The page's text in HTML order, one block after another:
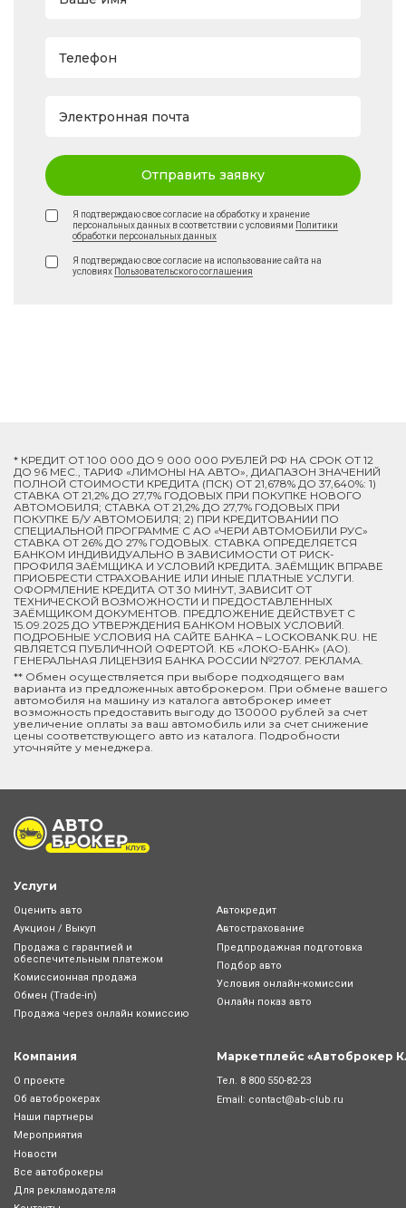
Телефон
Электронная почта
Отправить заявку
Я подтверждаю свое согласие на обработку и хранение
персональных данных в соответствии с условиями Политики
обработки персональных данных
Я подтверждаю свое согласие на использование сайта на
условиях Пользовательского соглашения
* КРЕДИТ ОТ 100 000 ДО 9 000 000 РУБЛЕЙ РФ НА СРОК ОТ 12
ДО 96 МЕС., ТАРИФ «ЛИМОНЫ НА АВТО», ДИАПАЗОН ЗНАЧЕНИЙ
ПОЛНОЙ СТОИМОСТИ КРЕДИТА (ПСК) ОТ 21,678% ДО 37,640%: 1)
СТАВКА ОТ 21,2% ДО 27,7% ГОДОВЫХ ПРИ ПОКУПКЕ НОВОГО
АВТОМОБИЛЯ; СТАВКА ОТ 21,2% ДО 27,7% ГОДОВЫХ ПРИ
ПОКУПКЕ Б/У АВТОМОБИЛЯ; 2) ПРИ КРЕДИТОВАНИИ ПО
СПЕЦИАЛЬНОЙ ПРОГРАММЕ C АО «ЧЕРИ АВТОМОБИЛИ РУС»
СТАВКА ОТ 26% ДО 27% ГОДОВЫХ. СТАВКА ОПРЕДЕЛЯЕТСЯ
БАНКОМ ИНДИВИДУАЛЬНО В ЗАВИСИМОСТИ ОТ РИСК-
ПРОФИЛЯ ЗАЁМЩИКА И УСЛОВИЙ КРЕДИТА. ЗАЁМЩИК ВПРАВЕ
ПРИОБРЕСТИ СТРАХОВАНИЕ ИЛИ ИНЫЕ ПЛАТНЫЕ УСЛУГИ.
ОФОРМЛЕНИЕ КРЕДИТА ОТ 30 МИНУТ, ЗАВИСИТ ОТ
ТЕХНИЧЕСКОЙ ВОЗМОЖНОСТИ И ПРЕДОСТАВЛЕННЫХ
ЗАЁМЩИКОМ ДОКУМЕНТОВ. ПРЕДЛОЖЕНИЕ ДЕЙСТВУЕТ С
15.09.2025 ДО УТВЕРЖДЕНИЯ БАНКОМ НОВЫХ УСЛОВИЙ.
ПОДРОБНЫЕ УСЛОВИЯ НА САЙТЕ БАНКА – LOCKOBANK.RU. НЕ
ЯВЛЯЕТСЯ ПУБЛИЧНОЙ ОФЕРТОЙ. КБ «ЛОКО-БАНК» (АО).
ГЕНЕРАЛЬНАЯ ЛИЦЕНЗИЯ БАНКА РОССИИ №2707. РЕКЛАМА.
** Обмен осуществляется при выборе подходящего вам
варианта из предложенных автоброкером. При обмене вашего
автомобиля на машину из каталога автоброкер имеет
возможность предоставить выгоду до 130000 рублей за счет
увеличение оплаты за ваш автомобиль или за счет снижение
цены соответствующего авто из каталога. Подробности
уточняйте у менеджера.
Услуги
Оценить авто
Аукцион / Выкуп
Продажа с гарантией и
обеспечительным платежом
Комиссионная продажа
Обмен (Trade-in)
Продажа через онлайн комиссию
Автокредит
Автострахование
Предпродажная подготовка
Подбор авто
Условия онлайн-комиcсии
Онлайн показ авто
Компания
О проекте
Об автоброкерах
Наши партнеры
Мероприятия
Новости
Все автоброкеры
Для рекламодателя
Маркетплейс «Автоброкер
Тел. 8 800 550-82-23
Email: contact@ab-club.ru